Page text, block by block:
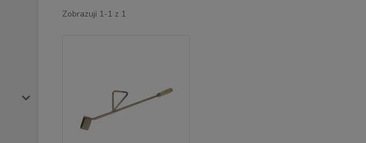
Zobrazuji 1-1 z 1